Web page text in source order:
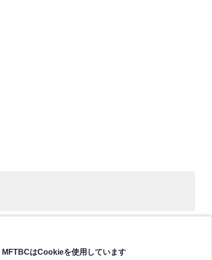
MFTBCはCookieを使用しています